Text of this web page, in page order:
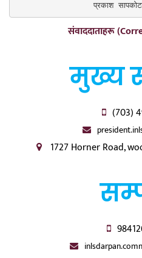
प्रकाश
संवाददाताहरू
मुख्य
(703)
1727 Horner Road,